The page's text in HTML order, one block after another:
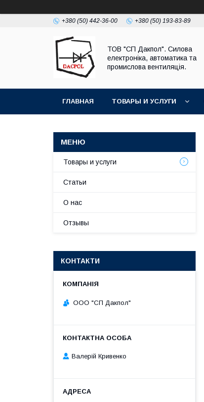
+380 (50) 442-36-00 +380 (50) 193-83-89
ТОВ "СП Дакпол". Силова
електроніка, автоматика та
промислова вентиляція.
ГЛАВНАЯ ТОВАРЫ И УСЛУГИ
Товары и услуги
Статьи
О нас
Отзывы
КОНТАКТИ
ООО "СП Дакпол"
Валерій Кривенко